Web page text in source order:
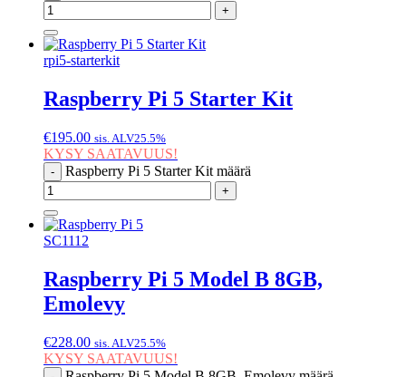
+
rpi5-starterkit
Raspberry Pi 5 Starter Kit
€195.00 sis. ALV25.5%
KYSY SAATAVUUS!
- Raspberry Pi 5 Starter Kit määrä
+
SC1112
Raspberry Pi 5 Model B 8GB,
Emolevy
€228.00 sis. ALV25.5%
KYSY SAATAVUUS!